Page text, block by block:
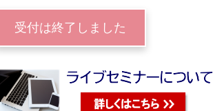
受付は終了しました